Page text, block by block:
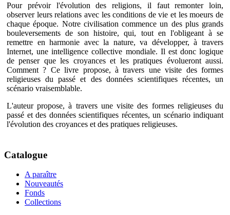
Pour prévoir l'évolution des religions, il faut remonter loin,
observer leurs relations avec les conditions de vie et les moeurs de
chaque époque. Notre civilisation commence un des plus grands
bouleversements de son histoire, qui, tout en l'obligeant à se
remettre en harmonie avec la nature, va développer, à travers
Internet, une intelligence collective mondiale. Il est donc logique
de penser que les croyances et les pratiques évolueront aussi.
Comment ? Ce livre propose, à travers une visite des formes
religieuses du passé et des données scientifiques récentes, un
scénario vraisemblable.
L'auteur propose, à travers une visite des formes religieuses du
passé et des données scientifiques récentes, un scénario indiquant
l'évolution des croyances et des pratiques religieuses.
Catalogue
A paraître
Nouveautés
Fonds
Collections